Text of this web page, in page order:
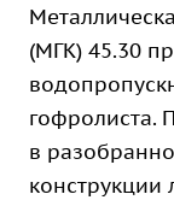
(МГК) 45.30
гофролиста.
в
конструкции